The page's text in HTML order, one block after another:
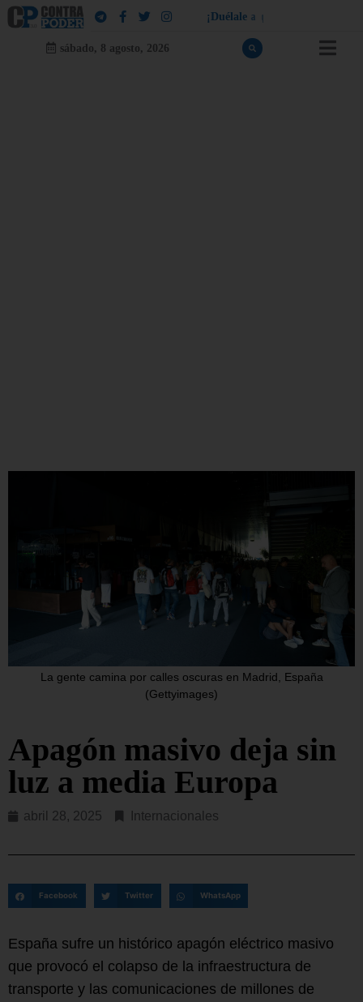
¡ Dué a e a q
sábado, 8 agosto, 2026
La gente camina por calles oscuras en Madrid, España
(Gettyimages)
Apagón masivo deja sin
luz a media Europa
abril 28, 2025 Internacionales
Facebook Twitter WhatsApp
España sufre un histórico apagón eléctrico masivo
que provocó el colapso de la infraestructura de
transporte y las comunicaciones de millones de